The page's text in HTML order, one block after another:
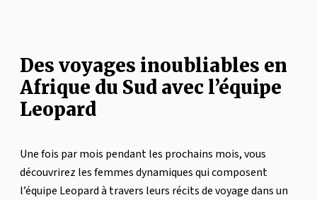
Des voyages inoubliables en
Afrique du Sud avec l’équipe
Leopard
Une fois par mois pendant les prochains mois, vous
découvrirez les femmes dynamiques qui composent
l’équipe Leopard à travers leurs récits de voyage dans un